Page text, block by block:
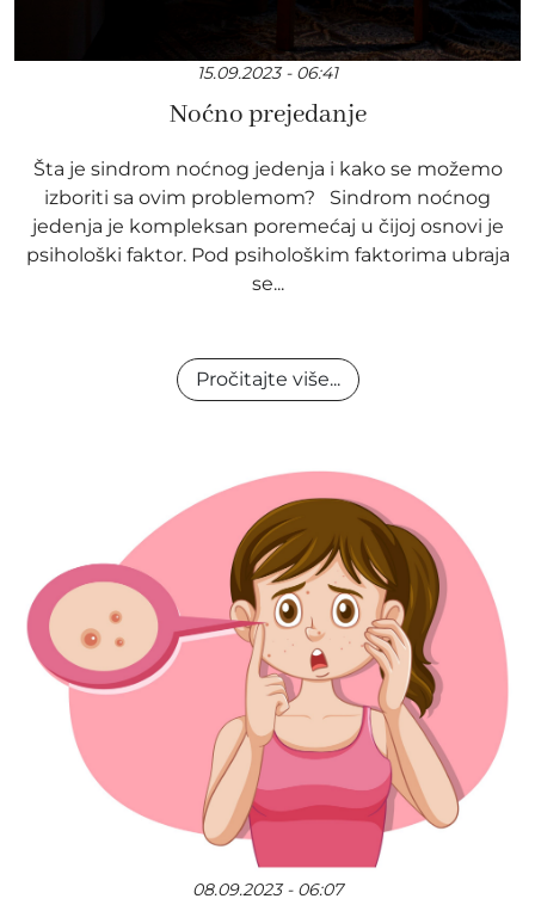
15.09.2023 - 06:41
Noćno prejedanje
Šta je sindrom noćnog jedenja i kako se možemo
izboriti sa ovim problemom? Sindrom noćnog
jedenja je kompleksan poremećaj u čijoj osnovi je
psihološki faktor. Pod psihološkim faktorima ubraja
se...
Pročitajte više...
08.09.2023 - 06:07